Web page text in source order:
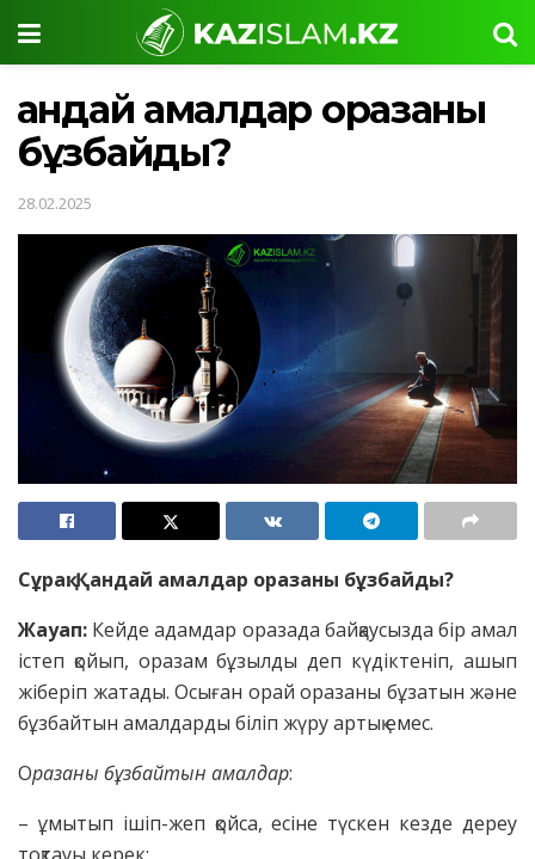
Қандай амалдар оразаны
бұзбайды?
28.02.2025
Сұрақ: Қандай амалдар оразаны бұзбайды?
Жауап: Кейде адамдар оразада байқаусызда бір амал
істеп қойып, оразам бұзылды деп күдіктеніп, ашып
жіберіп жатады. Осыған орай оразаны бұзатын және
бұзбайтын амалдарды біліп жүру артық емес.
Оразаны бұзбайтын амалдар:
– ұмытып ішіп-жеп қойса, есіне түскен кезде дереу